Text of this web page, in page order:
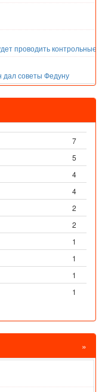
проводить контрольные
дал советы Федуну
7
5
4
4
2
2
1
1
1
1
»